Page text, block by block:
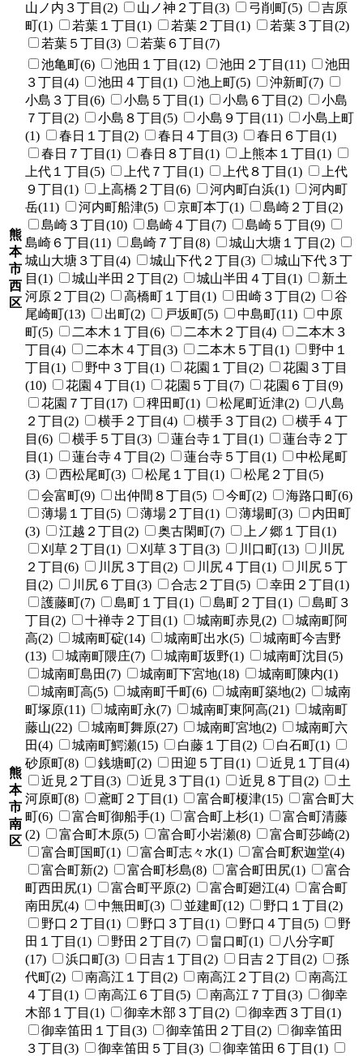
山ノ内３丁目(2) 山ノ神２丁目(3) 弓削町(5)
吉原
町(1)
若葉１丁目(1) 若葉２丁目(1)
若葉３丁目(2)
若葉５丁目(3)
若葉６丁目(7)
熊
本
市
西
区
池亀町(6) 池田１丁目(12) 池田２丁目(11)
池田
３丁目(4)
池田４丁目(1) 池上町(5)
沖新町(7)
小島３丁目(6)
小島５丁目(1) 小島６丁目(2)
小島
７丁目(2)
小島８丁目(5) 小島９丁目(11)
小島上町
(1)
春日１丁目(2) 春日４丁目(3)
春日６丁目(1)
春日７丁目(1)
春日８丁目(1)
上熊本１丁目(1)
上代１丁目(5)
上代７丁目(1) 上代８丁目(1)
上代
９丁目(1)
上高橋２丁目(6) 河内町白浜(1)
河内町
岳(11)
河内町船津(5) 京町本丁(1)
島崎２丁目(2)
島崎３丁目(10)
島崎４丁目(7)
島崎５丁目(9)
島崎６丁目(11)
島崎７丁目(8)
城山大塘１丁目(2)
城山大塘３丁目(4)
城山下代２丁目(3)
城山下代３丁
目(1)
城山半田２丁目(2) 城山半田４丁目(1)
新土
河原２丁目(2)
高橋町１丁目(1) 田崎３丁目(2)
谷
尾崎町(13)
出町(2) 戸坂町(5) 中島町(11)
中原
町(5)
二本木１丁目(6) 二本木２丁目(4)
二本木３
丁目(4)
二本木４丁目(3) 二本木５丁目(1)
野中１
丁目(1)
野中３丁目(1) 花園１丁目(2)
花園３丁目
(10)
花園４丁目(1) 花園５丁目(7)
花園６丁目(9)
花園７丁目(17)
稗田町(1) 松尾町近津(2)
八島
２丁目(2)
横手２丁目(4) 横手３丁目(2)
横手４丁
目(6)
横手５丁目(3) 蓮台寺１丁目(1)
蓮台寺２丁
目(1)
蓮台寺４丁目(2) 蓮台寺５丁目(1)
中松尾町
(3)
西松尾町(3) 松尾１丁目(1) 松尾２丁目(5)
熊
本
市
南
区
会富町(9) 出仲間８丁目(5) 今町(2)
海路口町(6)
薄場１丁目(5)
薄場２丁目(1) 薄場町(3)
内田町
(3)
江越２丁目(2) 奥古閑町(7)
上ノ郷１丁目(1)
刈草２丁目(1)
刈草３丁目(3) 川口町(13)
川尻
２丁目(6)
川尻３丁目(2) 川尻４丁目(1)
川尻５丁
目(2)
川尻６丁目(3) 合志２丁目(5)
幸田２丁目(1)
護藤町(7)
島町１丁目(1) 島町２丁目(1)
島町３
丁目(2)
十禅寺２丁目(1) 城南町赤見(2)
城南町阿
高(2)
城南町碇(14) 城南町出水(5)
城南町今吉野
(13)
城南町隈庄(7) 城南町坂野(1)
城南町沈目(5)
城南町島田(7)
城南町下宮地(18)
城南町陳内(1)
城南町高(5)
城南町千町(6) 城南町築地(2)
城南
町塚原(11)
城南町永(7) 城南町東阿高(21)
城南町
藤山(22)
城南町舞原(27) 城南町宮地(2)
城南町六
田(4)
城南町鰐瀬(15) 白藤１丁目(2)
白石町(1)
砂原町(8)
銭塘町(2) 田迎５丁目(1)
近見１丁目(4)
近見２丁目(3)
近見３丁目(1) 近見８丁目(2)
土
河原町(8)
鳶町２丁目(1) 富合町榎津(15)
富合町大
町(6)
富合町御船手(1) 富合町上杉(1)
富合町清藤
(2)
富合町木原(5) 富合町小岩瀬(8)
富合町莎崎(2)
富合町国町(1)
富合町志々水(1)
富合町釈迦堂(4)
富合町新(2)
富合町杉島(8) 富合町田尻(1)
富合
町西田尻(1)
富合町平原(2) 富合町廻江(4)
富合町
南田尻(4)
中無田町(3) 並建町(12)
野口１丁目(2)
野口２丁目(1)
野口３丁目(1) 野口４丁目(5)
野
田１丁目(1)
野田２丁目(7) 畠口町(1)
八分字町
(17)
浜口町(3) 日吉１丁目(2) 日吉２丁目(2)
孫
代町(2)
南高江１丁目(2) 南高江２丁目(2)
南高江
４丁目(1)
南高江６丁目(5) 南高江７丁目(3)
御幸
木部１丁目(1)
御幸木部３丁目(2)
御幸西３丁目(1)
御幸笛田１丁目(3)
御幸笛田２丁目(2)
御幸笛田
３丁目(3)
御幸笛田５丁目(3)
御幸笛田６丁目(1)